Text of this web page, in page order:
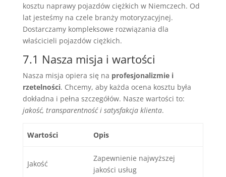
kosztu naprawy pojazdów ciężkich w Niemczech. Od
lat jesteśmy na czele branży motoryzacyjnej.
Dostarczamy kompleksowe rozwiązania dla
właścicieli pojazdów ciężkich.
7.1 Nasza misja i wartości
Nasza misja opiera się na profesjonalizmie i
rzetelności. Chcemy, aby każda ocena kosztu była
dokładna i pełna szczegółów. Nasze wartości to:
jakość, transparentność i satysfakcja klienta.
Wartości Opis
Jakość
Zapewnienie najwyższej
jakości usług